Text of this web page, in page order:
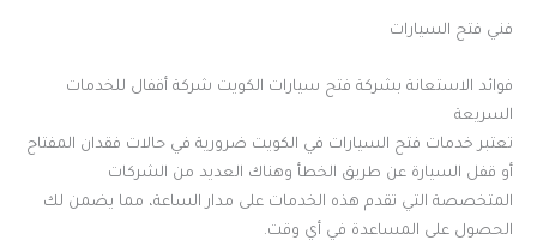
فني فتح السيارات
فوائد الاستعانة بشركة فتح سيارات الكويت شركة أقفال للخدمات
السريعة
تعتبر خدمات فتح السيارات في الكويت ضرورية في حالات فقدان المفتاح
أو قفل السيارة عن طريق الخطأ وهناك العديد من الشركات
المتخصصة التي تقدم هذه الخدمات على مدار الساعة، مما يضمن لك
الحصول على المساعدة في أي وقت.